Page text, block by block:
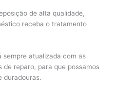
de alta qualidade,
receba o tratamento
sempre atualizada com as
reparo, para que possamos
duradouras.